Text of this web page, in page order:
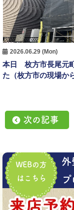
2026.06.29 (Mon)
本日 枚方市長尾元
た（枚方市の現場か
次の記事
WEBの方
はこちら
外